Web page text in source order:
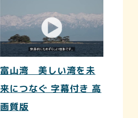
富山湾 美しい湾を未
来につなぐ 字幕付き 高
画質版